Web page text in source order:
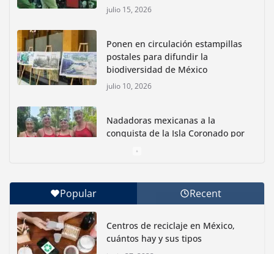
julio 15, 2026
Ponen en circulación estampillas
postales para difundir la
biodiversidad de México
julio 10, 2026
Nadadoras mexicanas a la
conquista de la Isla Coronado por
Con jornada informativa, Profepa y Humane World
for Animals buscan inhibir tráfico de aves
junio 15, 2026
Popular Recent
Centros de reciclaje en México,
cuántos hay y sus tipos